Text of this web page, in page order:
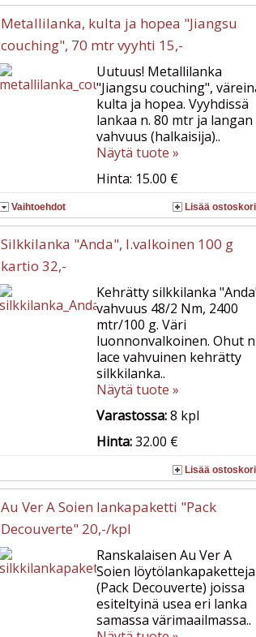
Metallilanka, kulta ja hopea "Jiangsu
couching", 70 mtr vyyhti 15,-
Uutuus! Metallilanka
"Jiangsu couching",
kulta ja hopea. Vyyhdissä
lankaa n. 80 mtr ja langan
vahvuus (halkaisija)..
Näytä tuote »
Hinta: 15.00 €
Vaihtoehdot Lisää
Silkkilanka "Anda", l.valkoinen 100 g
kartio 32,-
Kehrätty silkkilanka
vahvuus 48/2 Nm, 2400
mtr/100 g. Väri
luonnonvalkoinen. Ohut
lace vahvuinen kehrätty
silkkilanka..
Näytä tuote »
Varastossa:8 kpl
Hinta:32.00 €
Lisää
Au Ver A Soien lankapaketti "Pack
Decouverte" 20,-/kpl
Ranskalaisen Au Ver A
Soien löytölankapaketteja
(Pack Decouverte) joissa
esiteltyinä usea eri lanka
samassa värimaailmassa..